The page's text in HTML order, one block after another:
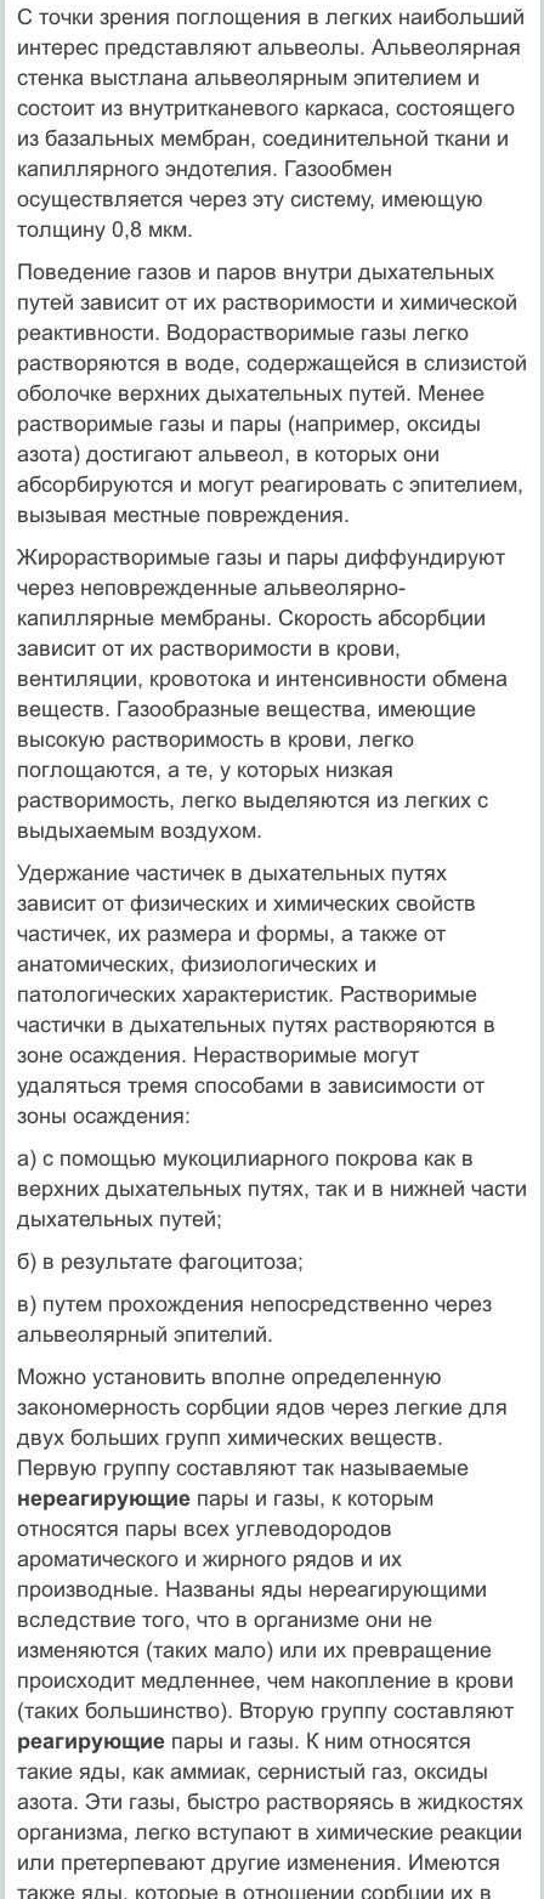
С точки зрения поглощения в легких наибольший
интерес представляют альвеолы. Альвеолярная
стенка выстлана альвеолярным эпителием и
состоит из внутритканевого каркаса, состоящего
из базальных мембран, соединительной ткани и
капиллярного эндотелия. Газообмен
осуществляется через эту систему, имеющую
толщину 0,8 мкм.
Поведение газов и паров внутри дыхательных
путей зависит от их растворимости и химической
реактивности. Водорастворимые газы легко
растворяются в воде, содержащейся в слизистой
оболочке верхних дыхательных путей. Менее
растворимые газы и пары (например, оксиды
азота) достигают альвеол, в которых они
абсорбируются и могут реагировать с эпителием,
вызывая местные повреждения.
Жирорастворимые газы и пары диффундируют
через неповрежденные альвеолярно-
капиллярные мембраны. Скорость абсорбции
зависит от их растворимости в крови,
вентиляции, кровотока и интенсивности обмена
веществ. Газообразные вещества, имеющие
высокую растворимость в крови, легко
поглощаются, а те, у которых низкая
растворимость, легко выделяются из легких с
выдыхаемым воздухом.
Удержание частичек в дыхательных путях
зависит от физических и химических свойств
частичек, их размера и формы, а также от
анатомических, физиологических и
патологических характеристик. Растворимые
частички в дыхательных путях растворяются в
зоне осаждения. Нерастворимые могут
удаляться тремя способами в зависимости от
зоны осаждения:
а) с помощью мукоцилиарного покрова как в
верхних дыхательных путях, так и в нижней части
дыхательных путей;
б) в результате фагоцитоза;
в) путем прохождения непосредственно через
альвеолярный эпителий.
Можно установить вполне определенную
закономерность сорбции ядов через легкие для
двух больших групп химических веществ.
Первую группу составляют так называемые
нереагирующиепары и газы, к которым
относятся пары всех углеводородов
ароматического и жирного рядов и их
производные. Названы яды нереагирующими
вследствие того, что в организме они не
изменяются (таких мало) или их превращение
происходит медленнее, чем накопление в крови
(таких большинство). Вторую группу составляют
реагирующиепары и газы. К ним относятся
такие яды, как аммиак, сернистый газ, оксиды
азота. Эти газы, быстро растворяясь в жидкостях
организма, легко вступают в химические реакции
или претерпевают другие изменения. Имеются
также яды, которые в отношении сорбции их в